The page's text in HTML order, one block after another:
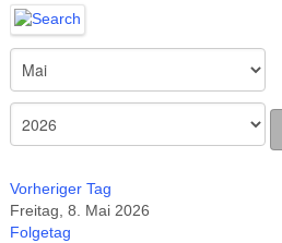
Vorheriger Tag
Freitag, 8. Mai 2026
Folgetag